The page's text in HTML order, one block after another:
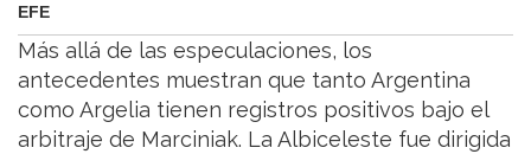
EFE
Más allá de las especulaciones, los
antecedentes muestran que tanto Argentina
como Argelia tienen registros positivos bajo el
arbitraje de Marciniak. La Albiceleste fue dirigida